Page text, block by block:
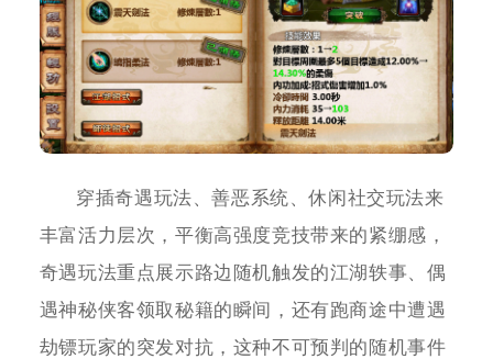
穿插奇遇玩法、善恶系统、休闲社交玩法来
丰富活力层次，平衡高强度竞技带来的紧绷感，
奇遇玩法重点展示路边随机触发的江湖轶事、偶
遇神秘侠客领取秘籍的瞬间，还有跑商途中遭遇
劫镖玩家的突发对抗，这种不可预判的随机事件